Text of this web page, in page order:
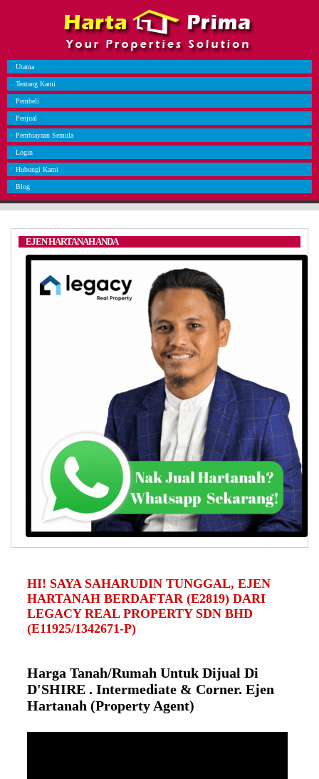
Utama
Tentang Kami
Pembeli
Penjual
Pembiayaan Semula
Login
Hubungi Kami
Blog
EJEN HARTANAH ANDA
HI! SAYA SAHARUDIN TUNGGAL, EJEN
HARTANAH BERDAFTAR (E2819) DARI
LEGACY REAL PROPERTY SDN BHD
(E11925/1342671-P)
Harga Tanah/Rumah Untuk Dijual Di
D'SHIRE . Intermediate & Corner. Ejen
Hartanah (Property Agent)